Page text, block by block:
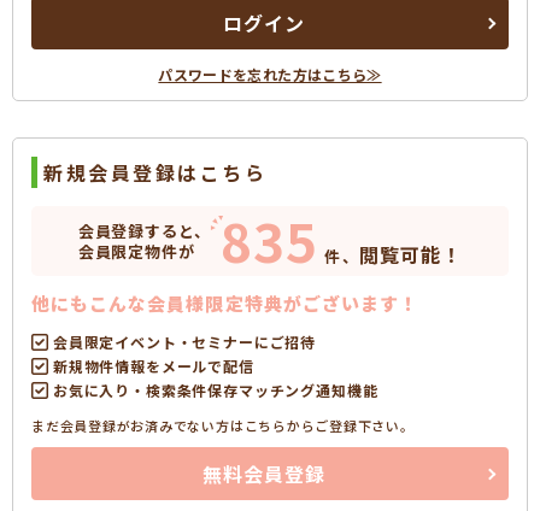
ログイン
パスワードを忘れた方はこちら≫
新規会員登録はこちら
会員登録すると、
会員限定物件が
835 件、 閲覧可能！
他にもこんな会員様限定特典がございます！
会員限定イベント・セミナーにご招待
新規物件情報をメールで配信
お気に入り・検索条件保存マッチング通知機能
まだ会員登録がお済みでない方はこちらからご登録下さい。
無料会員登録